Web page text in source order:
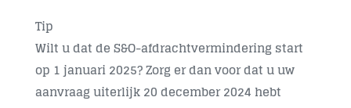
Tip
Wilt u dat de S&O-afdrachtvermindering start
op 1 januari 2025? Zorg er dan voor dat u uw
aanvraag uiterlijk 20 december 2024 hebt